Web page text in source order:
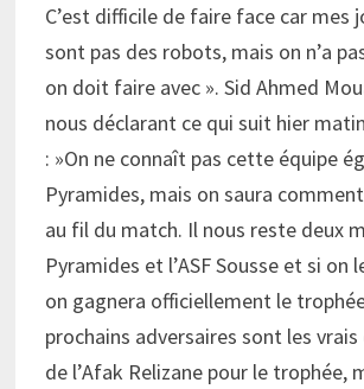
C’est difficile de faire face car mes
sont pas des robots, mais on n’a
on doit faire avec ». Sid Ahmed
nous déclarant ce qui suit hier
: »On ne connaît pas cette équipe
Pyramides, mais on saura
au fil du match. Il nous reste deux
Pyramides et l’ASF Sousse et si on
on gagnera officiellement le
prochains adversaires sont les
de l’Afak Relizane pour le trophée,